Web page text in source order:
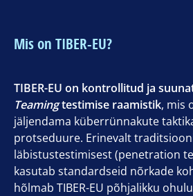
Mis on TIBER-EU?
TIBER-EU on kontrollitud ja
Teamingtestimise raamistik, mis
jäljendama küberrünnakute
protseduure. Erinevalt
läbistustestimisest (penetration
kasutab standardseid nõrkade
hõlmab TIBER-EU põhjalikku